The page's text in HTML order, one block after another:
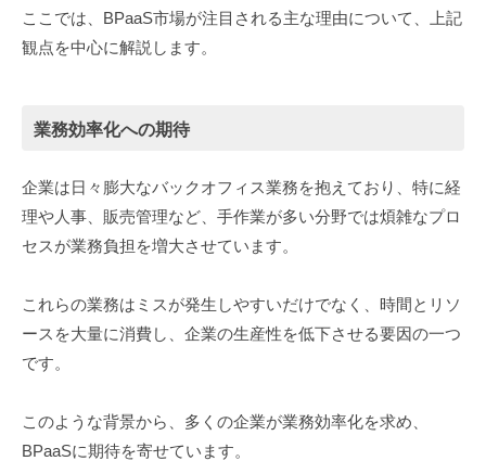
ここでは、BPaaS市場が注目される主な理由について、上記
観点を中心に解説します。
業務効率化への期待
企業は日々膨大なバックオフィス業務を抱えており、特に経
理や人事、販売管理など、手作業が多い分野では煩雑なプロ
セスが業務負担を増大させています。
これらの業務はミスが発生しやすいだけでなく、時間とリソ
ースを大量に消費し、企業の生産性を低下させる要因の一つ
です。
このような背景から、多くの企業が業務効率化を求め、
BPaaSに期待を寄せています。